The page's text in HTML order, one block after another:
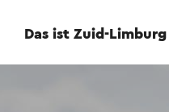
Das ist Zuid-Limburg